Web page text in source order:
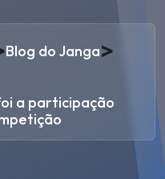
Blog do Janga>
a participação